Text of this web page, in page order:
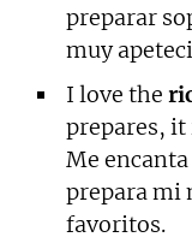
preparar
muy
I love the
prepares,
Me
prepara mi
favoritos.